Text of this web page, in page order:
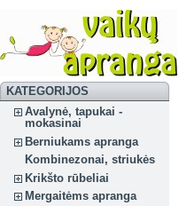
KATEGORIJOS
Avalynė, tapukai -
mokasinai
Berniukams apranga
Kombinezonai, striukės
Krikšto rūbeliai
Mergaitėms apranga